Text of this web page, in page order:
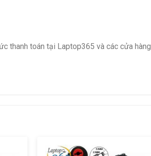
thanh toán tại Laptop365 và các cửa hàng